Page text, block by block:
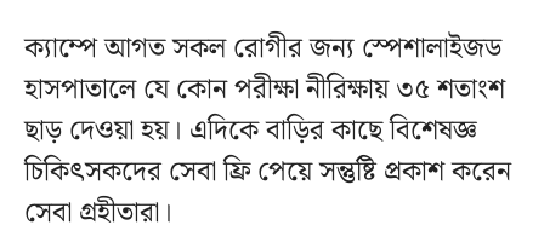
ক্যাম্পে আগত সকল রোগীর জন্য স্পেশালাইজড
হাসপাতালে যে কোন পরীক্ষা নীরিক্ষায় ৩৫ শতাংশ
ছাড় দেওয়া হয়। এদিকে বাড়ির কাছে বিশেষজ্ঞ
চিকিৎসকদের সেবা ফ্রি পেয়ে সন্তুষ্টি প্রকাশ করেন
সেবা গ্রহীতারা।